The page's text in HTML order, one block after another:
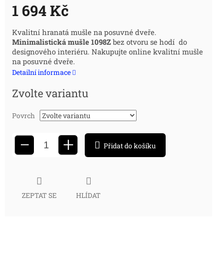
1 694 Kč
Měrná
cena:
Kvalitní hranatá mušle na posuvné dveře.
Minimalistická mušle 1098Z bez otvoru se hodí do
designového interiéru. Nakupujte online kvalitní mušle
na posuvné dveře.
Detailní informace
Zvolte variantu
Povrch
− + Přidat do košíku
ZEPTAT SE HLÍDAT